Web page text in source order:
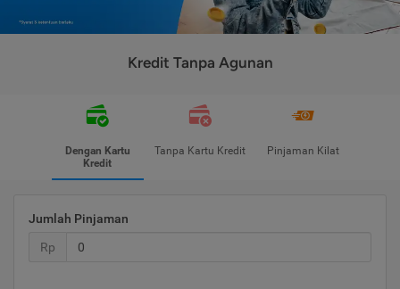
Kredit Tanpa Agunan
Dengan Kartu
Kredit
Tanpa Kartu Kredit Pinjaman Kilat
Jumlah Pinjaman
Rp